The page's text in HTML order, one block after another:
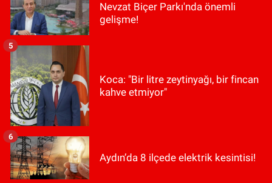
Nevzat Biçer Parkı'nda önemli
gelişme!
Koca: "Bir litre zeytinyağı, bir fincan
kahve etmiyor"
5
Aydın’da 8 ilçede elektrik kesintisi!
6